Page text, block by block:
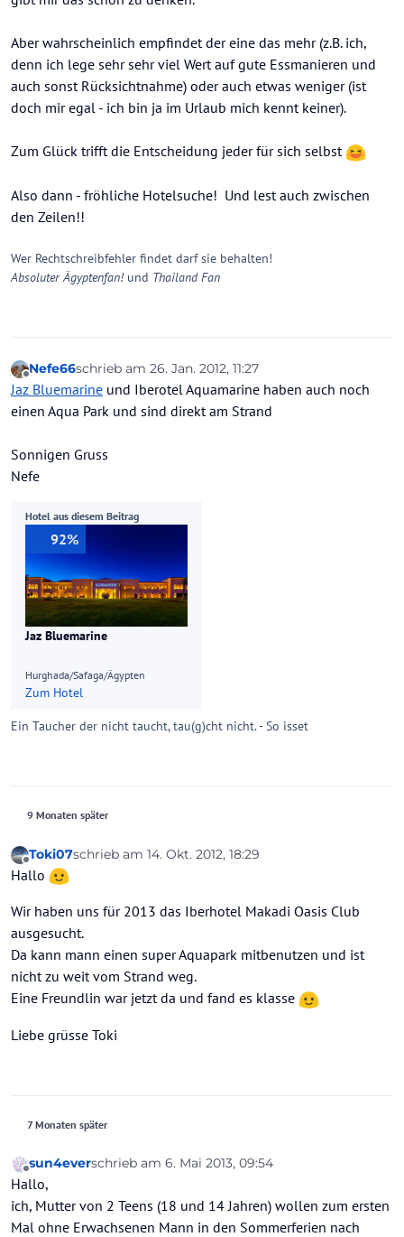
Aber wahrscheinlich empfindet der eine das mehr (z.B. ich,
denn ich lege sehr sehr viel Wert auf gute Essmanieren und
auch sonst Rücksichtnahme) oder auch etwas weniger (ist
doch mir egal - ich bin ja im Urlaub mich kennt keiner).
Zum Glück trifft die Entscheidung jeder für sich selbst
Also dann - fröhliche Hotelsuche! Und lest auch zwischen
den Zeilen!!
Wer Rechtschreibfehler findet darf sie behalten!
Absoluter Ägyptenfan!und Thailand Fan
Offline
Nefe66schrieb am 26. Jan. 2012, 11:27
zuletzt editiert von
Jaz Bluemarine und Iberotel Aquamarine haben auch noch
einen Aqua Park und sind direkt am Strand
Sonnigen Gruss
Nefe
Hotel aus diesem Beitrag
92%
Jaz Bluemarine
Hurghada/Safaga/Ägypten
Zum Hotel
Ein Taucher der nicht taucht, tau(g)cht nicht. - So isset
9 Monaten später
Offline
Toki07schrieb am 14. Okt. 2012, 18:29
zuletzt editiert von
Hallo
Wir haben uns für 2013 das Iberhotel Makadi Oasis Club
ausgesucht.
Da kann mann einen super Aquapark mitbenutzen und ist
nicht zu weit vom Strand weg.
Eine Freundlin war jetzt da und fand es klasse
Liebe grüsse Toki
7 Monaten später
Offline
sun4everschrieb am 6. Mai 2013, 09:54
zuletzt editiert von
Hallo,
ich, Mutter von 2 Teens (18 und 14 Jahren) wollen zum ersten
Mal ohne Erwachsenen Mann in den Sommerferien nach